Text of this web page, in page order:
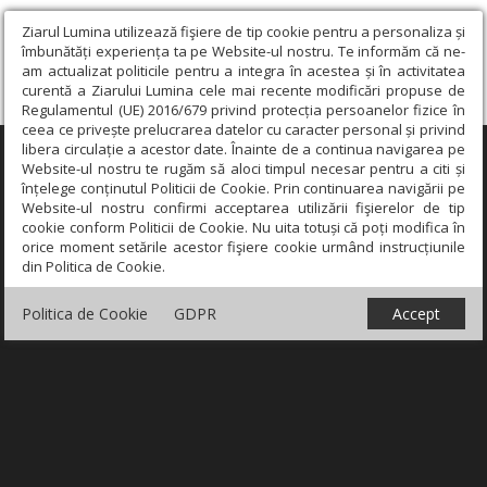
Ziarul Lumina utilizează fişiere de tip cookie pentru a personaliza și
îmbunătăți experiența ta pe Website-ul nostru. Te informăm că ne-
am actualizat politicile pentru a integra în acestea și în activitatea
curentă a Ziarului Lumina cele mai recente modificări propuse de
Regulamentul (UE) 2016/679 privind protecția persoanelor fizice în
ceea ce privește prelucrarea datelor cu caracter personal și privind
libera circulație a acestor date. Înainte de a continua navigarea pe
Website-ul nostru te rugăm să aloci timpul necesar pentru a citi și
înțelege conținutul Politicii de Cookie. Prin continuarea navigării pe
Website-ul nostru confirmi acceptarea utilizării fişierelor de tip
cookie conform Politicii de Cookie. Nu uita totuși că poți modifica în
orice moment setările acestor fişiere cookie urmând instrucțiunile
din Politica de Cookie.
Politica de Cookie GDPR Accept
×